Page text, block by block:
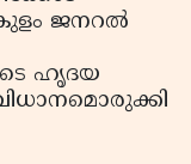
ജനറല്‍
ഹൃദയ